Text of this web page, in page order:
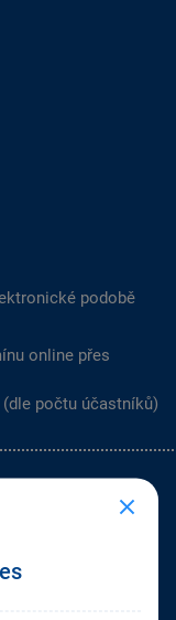
podobě
online přes
počtu účastníků)
plní, a tak jsme